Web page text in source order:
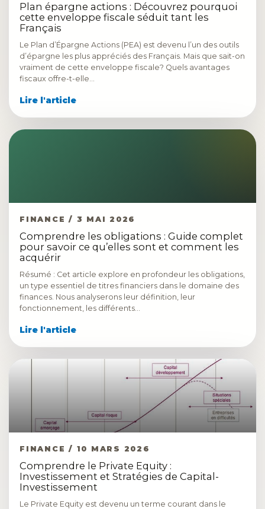
Plan épargne actions : Découvrez pourquoi
cette enveloppe fiscale séduit tant les
Français
Le Plan d’Épargne Actions (PEA) est devenu l’un des outils
d’épargne les plus appréciés des Français. Mais que sait-on
vraiment de cette enveloppe fiscale? Quels avantages
fiscaux offre-t-elle…
Lire l'article
FINANCE / 3 MAI 2026
Comprendre les obligations : Guide complet
pour savoir ce qu’elles sont et comment les
acquérir
Résumé : Cet article explore en profondeur les obligations,
un type essentiel de titres financiers dans le domaine des
finances. Nous analyserons leur définition, leur
fonctionnement, les différents…
Lire l'article
FINANCE / 10 MARS 2026
Comprendre le Private Equity :
Investissement et Stratégies de Capital-
Investissement
Le Private Equity est devenu un terme courant dans le